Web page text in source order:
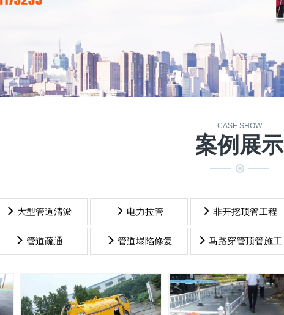
CASE SHOW
案例展示
大型管道清淤 电力拉管 非开挖顶管工程
管道疏通 管道塌陷修复 马路穿管顶管施工
抽污水 抽污水